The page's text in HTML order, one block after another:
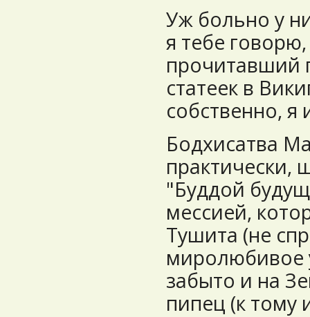
Уж больно у
я тебе
прочитавший
статеек в
собственно, я
Бодхисатва
практически,
"Буддой
мессией,
Тушита (не
миролюбивое
забыто и на
пипец (к тому